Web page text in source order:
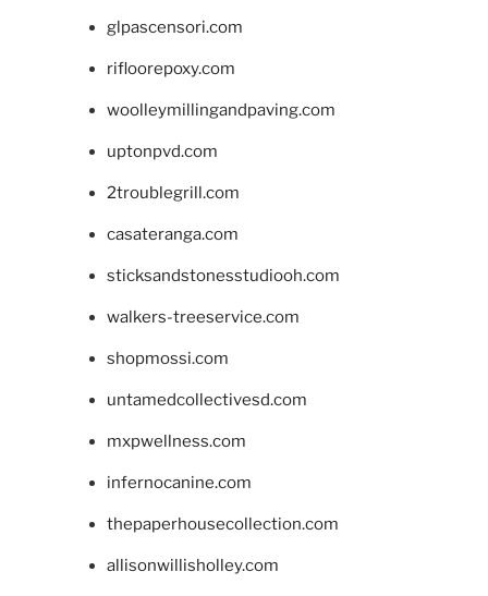
glpascensori.com
rifloorepoxy.com
woolleymillingandpaving.com
uptonpvd.com
2troublegrill.com
casateranga.com
sticksandstonesstudiooh.com
walkers-treeservice.com
shopmossi.com
untamedcollectivesd.com
mxpwellness.com
infernocanine.com
thepaperhousecollection.com
allisonwillisholley.com